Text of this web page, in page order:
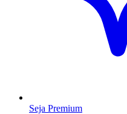
Seja Premium